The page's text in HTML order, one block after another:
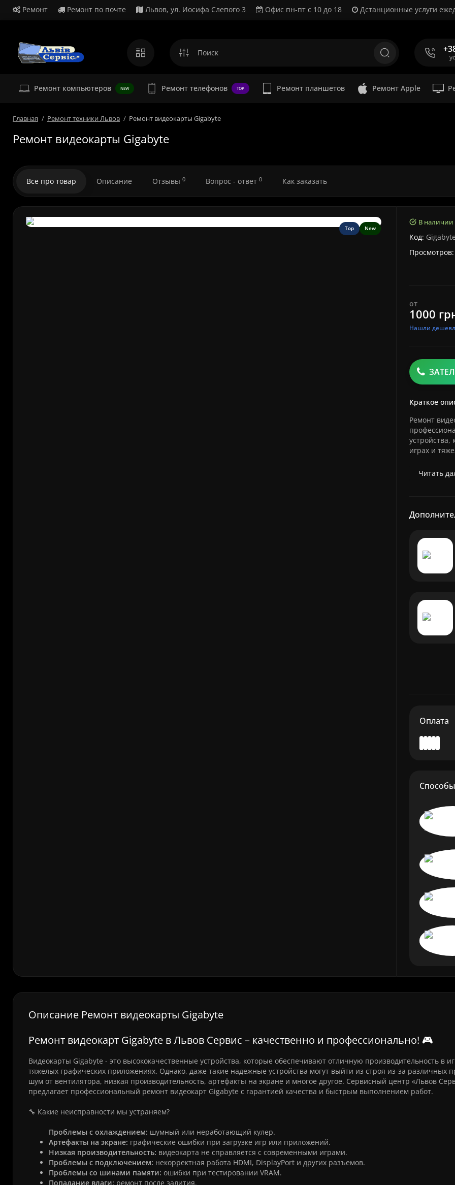
Ремонт Ремонт по почте Львов, ул. Иосифа Слепого 3 Офис пн-пт с 10 до 18
Дстанционные услуги
Ремонт компьютеров NEW Ремонт телефонов TOP Ремонт планшетов Ремонт Apple
Главная Ремонт техники Львов Ремонт видеокарты Gigabyte
Ремонт видеокарты Gigabyte
Все про товар Описание Отзывы 0 Вопрос - ответ 0 Как заказать
Top New
В наличии
Код:
от
1000
Нашли
Краткое
Ремонт
играх и
Читать
Оплата
Описание Ремонт видеокарты Gigabyte
Ремонт видеокарт Gigabyte в Львов Сервис – качественно и профессионально! 🎮
Видеокарты Gigabyte - это высококачественные устройства, которые обеспечивают отличную производительность в
тяжелых графических приложениях. Однако, даже такие надежные устройства могут выйти из строя из-за различных
шум от вентилятора, низкая производительность, артефакты на экране и многое другое. Сервисный центр «Львов
предлагает профессиональный ремонт видеокарт Gigabyte с гарантией качества и быстрым выполнением работ.
🔧 Какие неисправности мы устраняем?
Проблемы с охлаждением: шумный или неработающий кулер.
Артефакты на экране: графические ошибки при загрузке игр или приложений.
Низкая производительность: видеокарта не справляется с современными играми.
Проблемы с подключением: некорректная работа HDMI, DisplayPort и других разъемов.
Проблемы со шинами памяти: ошибки при тестировании VRAM.
Попадание влаги: ремонт после залития.